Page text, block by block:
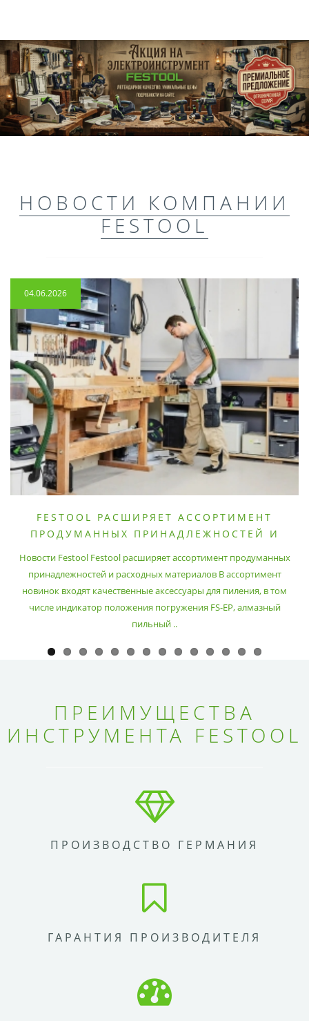
НОВОСТИ КОМПАНИИ
FESTOOL
04.06.2026
FESTOOL РАСШИРЯЕТ АССОРТИМЕНТ
ПРОДУМАННЫХ ПРИНАДЛЕЖНОСТЕЙ И
Новости Festool Festool расширяет ассортимент продуманных
принадлежностей и расходных материалов В ассортимент
новинок входят качественные аксессуары для пиления, в том
числе индикатор положения погружения FS-EP, алмазный
пильный ..
ПРЕИМУЩЕСТВА
ИНСТРУМЕНТА FESTOOL
ПРОИЗВОДСТВО ГЕРМАНИЯ
ГАРАНТИЯ ПРОИЗВОДИТЕЛЯ